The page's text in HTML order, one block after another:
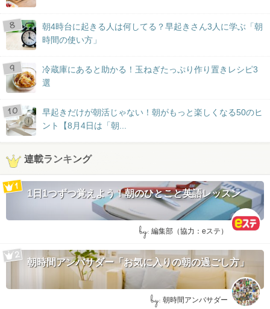
朝4時台に起きる人は何してる？早起きさん3人に学ぶ「朝
時間の使い方」
冷蔵庫にあると助かる！玉ねぎたっぷり作り置きレシピ3
選
早起きだけが朝活じゃない！朝がもっと楽しくなる50のヒ
ント【8月4日は「朝...
連載ランキング
1日1つずつ覚えよう！朝のひとこと英語レッスン
by: 編集部（協力：eステ）
朝時間アンバサダー「お気に入りの朝の過ごし方」
by: 朝時間アンバサダー